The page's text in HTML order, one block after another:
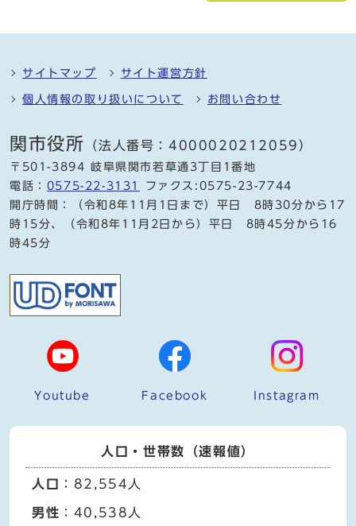
サイトマップ サイト運営方針
個人情報の取り扱いについて お問い合わせ
関市役所 （法人番号：4000020212059）
〒501-3894 岐阜県関市若草通3丁目1番地
電話： 0575-22-3131
ファクス:0575-23-7744
開庁時間：（令和8年11月1日まで）平日 8時30分から17
時15分、（令和8年11月2日から）平日 8時45分から16
時45分
Youtube Facebook Instagram
人口・世帯数（速報値）
人口 ：82,554人
男性 ：40,538人